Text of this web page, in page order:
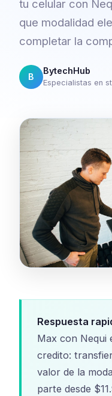
tu celular con
que modalidad
completar la
B
BytechHub
Especialistas en
Respuesta
Max con Nequi
credito:
valor de la
parte desde